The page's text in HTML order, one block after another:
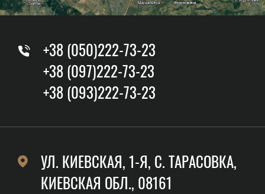
+38 (050)222-73-23
+38 (097)222-73-23
+38 (093)222-73-23
УЛ. КИЕВСКАЯ, 1-Я, C. ТАРАСОВКА,
КИЕВСКАЯ ОБЛ., 08161